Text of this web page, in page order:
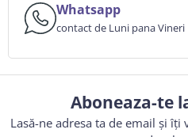
Whatsapp
contact de Luni pana Vineri
Aboneaza-te
Lasă-ne adresa ta de email și